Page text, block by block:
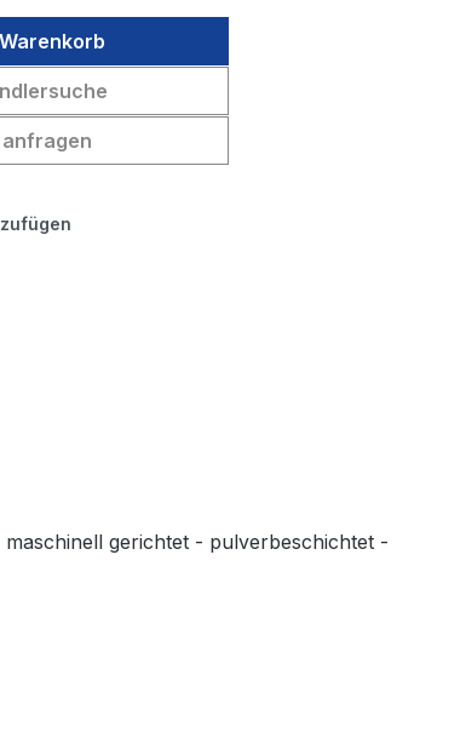
gerichtet - pulverbeschichtet -